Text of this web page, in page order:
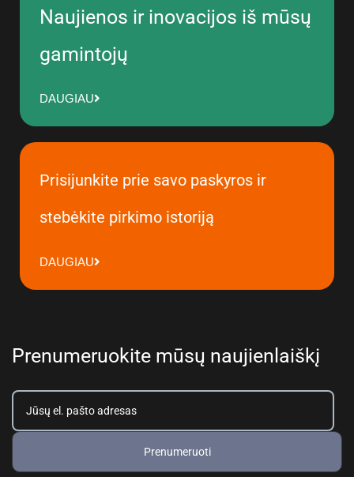
Naujienos ir inovacijos iš mūsų
gamintojų
DAUGIAU
Prisijunkite prie savo paskyros ir
stebėkite pirkimo istoriją
DAUGIAU
Prenumeruokite mūsų naujienlaiškį
Prenumeruoti